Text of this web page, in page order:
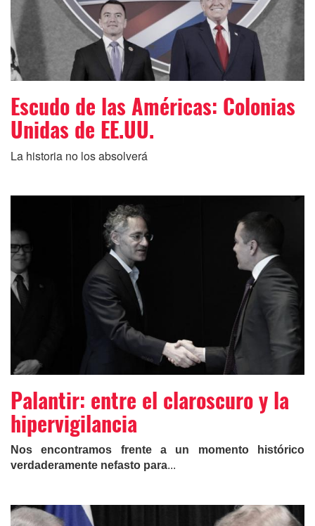
Escudo de las Américas: Colonias
Unidas de EE.UU.
La historia no los absolverá
Palantir: entre el claroscuro y la
hipervigilancia
Nos encontramos frente a un momento histórico
verdaderamente nefasto para...